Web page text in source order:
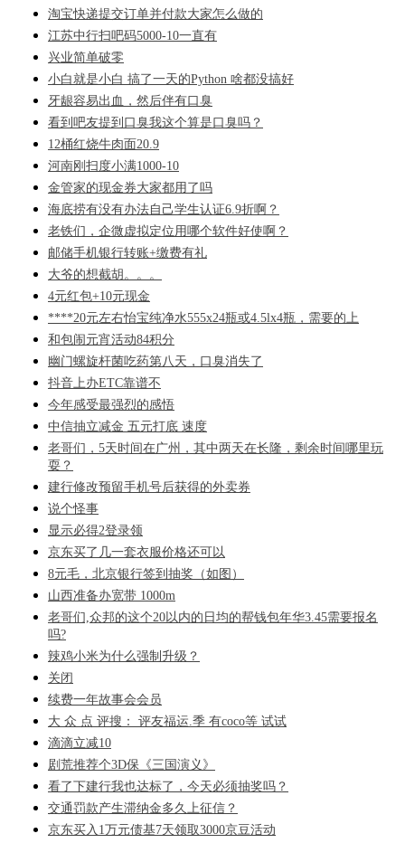
淘宝快递提交订单并付款大家怎么做的
江苏中行扫吧码5000-10一直有
兴业简单破零
小白就是小白 搞了一天的Python 啥都没搞好
牙龈容易出血，然后伴有口臭
看到吧友提到口臭我这个算是口臭吗？
12桶红烧牛肉面20.9
河南刚扫度小满1000-10
金管家的现金券大家都用了吗
海底捞有没有办法自己学生认证6.9折啊？
老铁们，企微虚拟定位用哪个软件好使啊？
邮储手机银行转账+缴费有礼
大爷的想截胡。。。
4元红包+10元现金
****20元左右怡宝纯净水555x24瓶或4.5lx4瓶，需要的上
和包闹元宵活动84积分
幽门螺旋杆菌吃药第八天，口臭消失了
抖音上办ETC靠谱不
今年感受最强烈的感悟
中信抽立减金 五元打底 速度
老哥们，5天时间在广州，其中两天在长隆，剩余时间哪里玩
耍？
建行修改预留手机号后获得的外卖券
说个怪事
显示必得2登录领
京东买了几一套衣服价格还可以
8元毛，北京银行签到抽奖（如图）
山西准备办宽带 1000m
老哥们,众邦的这个20以内的日均的帮钱包年华3.45需要报名
吗?
辣鸡小米为什么强制升级？
关闭
续费一年故事会会员
大 众 点 评搜： 评友福运.季 有coco等 试试
滴滴立减10
剧荒推荐个3D保《三国演义》
看了下建行我也达标了，今天必须抽奖吗？
交通罚款产生滞纳金多久上征信？
京东买入1万元债基7天领取3000京豆活动